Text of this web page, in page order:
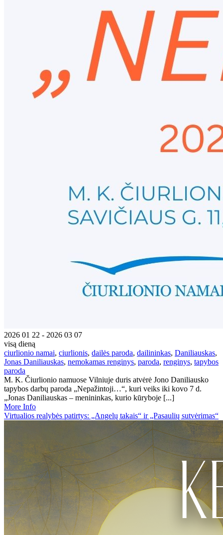
2026 01 22 - 2026 03 07
visą dieną
ciurlionio namai, ciurlionis, dailės paroda, dailininkas, Daniliauskas,
Jonas Daniliauskas, nemokamas renginys, paroda, renginys, tapybos
paroda
M. K. Čiurlionio namuose Vilniuje duris atvėrė Jono Daniliausko
tapybos darbų paroda „Nepažintoji…“, kuri veiks iki kovo 7 d.
„Jonas Daniliauskas – menininkas, kurio kūryboje [...]
More Info
Virtualios realybės patirtys: „Angelų takais“ ir „Pasaulių sutvėrimas“